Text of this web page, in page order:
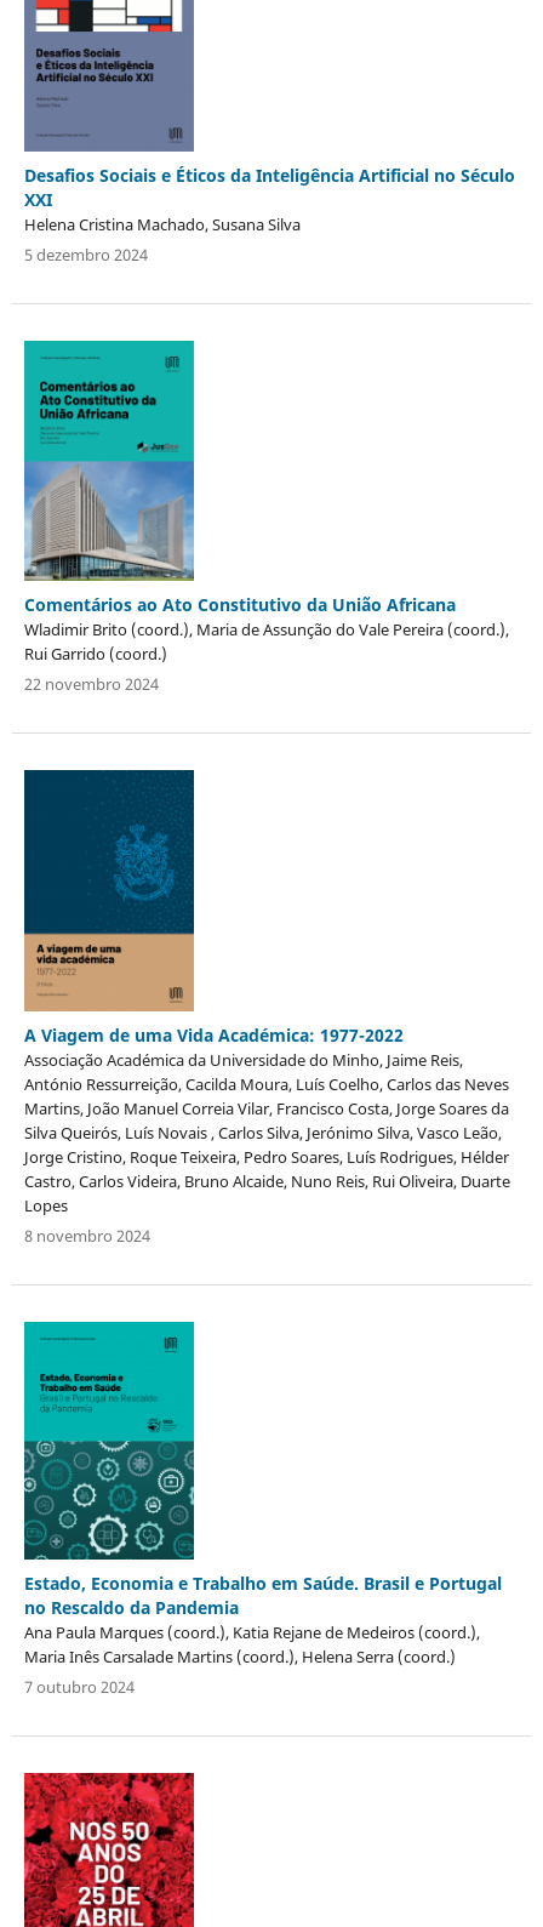
Desafios Sociais e Éticos da Inteligência Artificial no Século
XXI
Helena Cristina Machado, Susana Silva
5 dezembro 2024
Comentários ao Ato Constitutivo da União Africana
Wladimir Brito (coord.), Maria de Assunção do Vale Pereira (coord.),
Rui Garrido (coord.)
22 novembro 2024
A Viagem de uma Vida Académica: 1977-2022
Associação Académica da Universidade do Minho, Jaime Reis,
António Ressurreição, Cacilda Moura, Luís Coelho, Carlos das Neves
Martins, João Manuel Correia Vilar, Francisco Costa, Jorge Soares da
Silva Queirós, Luís Novais , Carlos Silva, Jerónimo Silva, Vasco Leão,
Jorge Cristino, Roque Teixeira, Pedro Soares, Luís Rodrigues, Hélder
Castro, Carlos Videira, Bruno Alcaide, Nuno Reis, Rui Oliveira, Duarte
Lopes
8 novembro 2024
Estado, Economia e Trabalho em Saúde. Brasil e Portugal
no Rescaldo da Pandemia
Ana Paula Marques (coord.), Katia Rejane de Medeiros (coord.),
Maria Inês Carsalade Martins (coord.), Helena Serra (coord.)
7 outubro 2024